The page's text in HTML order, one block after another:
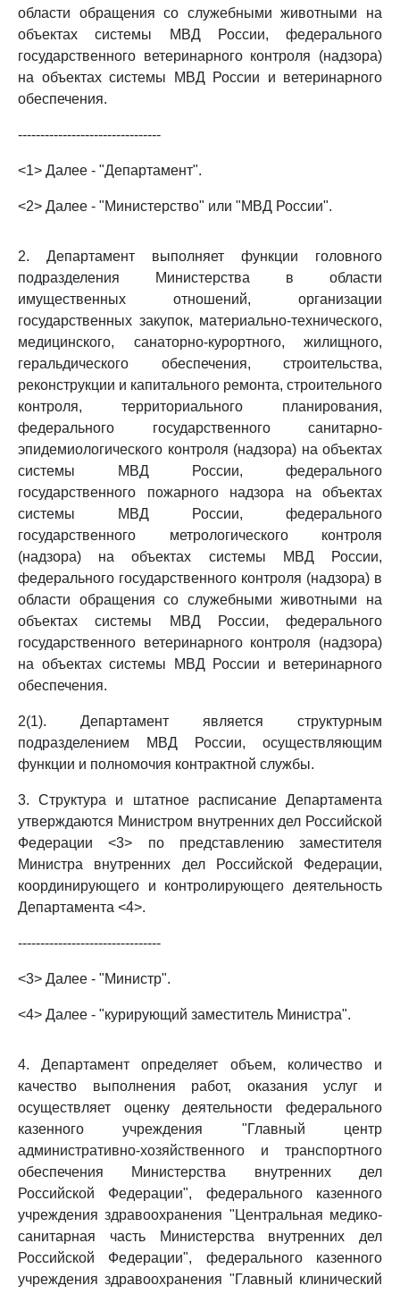
области обращения со служебными животными на
объектах системы МВД России, федерального
государственного ветеринарного контроля (надзора)
на объектах системы МВД России и ветеринарного
обеспечения.
--------------------------------
<1> Далее - "Департамент".
<2> Далее - "Министерство" или "МВД России".
2. Департамент выполняет функции головного
подразделения Министерства в области
имущественных отношений, организации
государственных закупок, материально-технического,
медицинского, санаторно-курортного, жилищного,
геральдического обеспечения, строительства,
реконструкции и капитального ремонта, строительного
контроля, территориального планирования,
федерального государственного санитарно-
эпидемиологического контроля (надзора) на объектах
системы МВД России, федерального
государственного пожарного надзора на объектах
системы МВД России, федерального
государственного метрологического контроля
(надзора) на объектах системы МВД России,
федерального государственного контроля (надзора) в
области обращения со служебными животными на
объектах системы МВД России, федерального
государственного ветеринарного контроля (надзора)
на объектах системы МВД России и ветеринарного
обеспечения.
2(1). Департамент является структурным
подразделением МВД России, осуществляющим
функции и полномочия контрактной службы.
3. Структура и штатное расписание Департамента
утверждаются Министром внутренних дел Российской
Федерации <3> по представлению заместителя
Министра внутренних дел Российской Федерации,
координирующего и контролирующего деятельность
Департамента <4>.
--------------------------------
<3> Далее - "Министр".
<4> Далее - "курирующий заместитель Министра".
4. Департамент определяет объем, количество и
качество выполнения работ, оказания услуг и
осуществляет оценку деятельности федерального
казенного учреждения "Главный центр
административно-хозяйственного и транспортного
обеспечения Министерства внутренних дел
Российской Федерации", федерального казенного
учреждения здравоохранения "Центральная медико-
санитарная часть Министерства внутренних дел
Российской Федерации", федерального казенного
учреждения здравоохранения "Главный клинический